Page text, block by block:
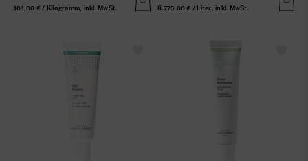
101,00 € / Kilogramm, inkl. MwSt. 8.775,00 € / Liter, inkl. MwSt.